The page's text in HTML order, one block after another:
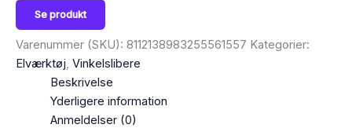
Se produkt
Varenummer (SKU): 8112138983255561557 Kategorier:
Elværktøj, Vinkelslibere
Beskrivelse
Yderligere information
Anmeldelser (0)